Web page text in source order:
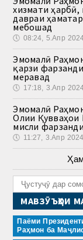
хизмати
давраи
мебошад
🕔 08:24, 5.Апр
Эмомалӣ
қарзи
меравад
🕔 17:18, 3.Апр
Эмомалӣ
Олии Қувваҳои
мисли
🕔 11:27, 3.Апр 2024
МАВЗӮЪҲОИ
Паёми
Раҳмон ба